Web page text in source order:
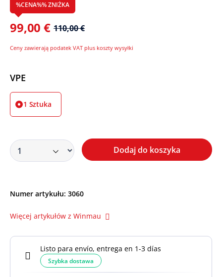
%CENA%% ZNIŻKA
99,00 € 110,00 €
Ceny zawierają podatek VAT plus koszty wysyłki
Wybierz
VPE
1 Sztuka
Dodaj do koszyka
Numer artykułu: 3060
Więcej artykułów z Winmau
Listo para envío, entrega en 1-3 días
Szybka dostawa